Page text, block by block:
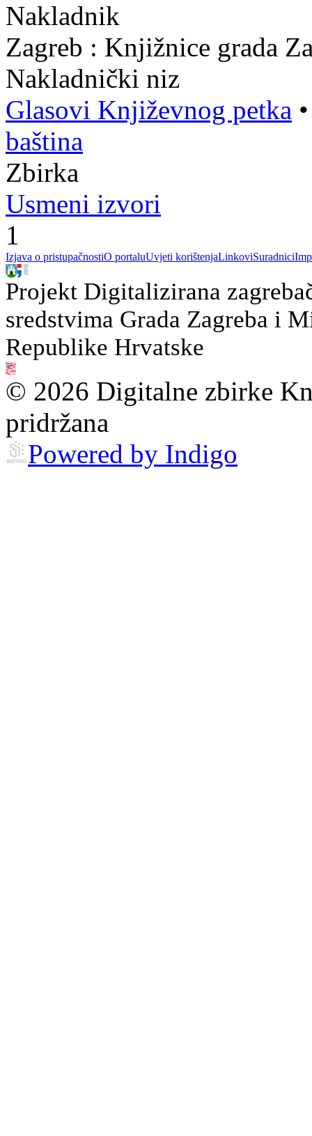
Nakladnik
Zagreb : Knjižnice grada
Nakladnički niz
Glasovi Književnog petka
baština
Zbirka
Usmeni izvori
1
Izjava o pristupačnostiO portaluUvjeti korištenjaLinkoviSuradnici
Projekt Digitalizirana
sredstvima Grada Zagreba i
Republike Hrvatske
© 2026 Digitalne zbirke
pridržana
Powered by Indigo